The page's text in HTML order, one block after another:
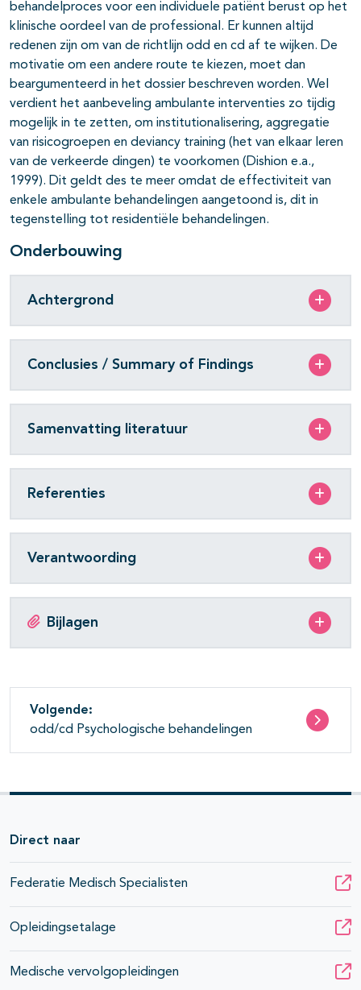
behandelproces voor een individuele patiënt berust op het
klinische oordeel van de professional. Er kunnen altijd
redenen zijn om van de richtlijn odd en cd af te wijken. De
motivatie om een andere route te kiezen, moet dan
beargumenteerd in het dossier beschreven worden. Wel
verdient het aanbeveling ambulante interventies zo tijdig
mogelijk in te zetten, om institutionalisering, aggre­gatie
van risicogroepen en deviancy training (het van elkaar leren
van de verkeerde dingen) te voorkomen (Dishion e.a.,
1999). Dit geldt des te meer omdat de effectiviteit van
enkele ambulante behandelingen aangetoond is, dit in
tegenstelling tot residentiële behandelingen.
Onderbouwing
Achtergrond
Conclusies / Summary of Findings
Samenvatting literatuur
Referenties
Verantwoording
Bijlagen
Volgende:
odd/cd Psychologische behandelingen
Direct naar
Federatie Medisch Specialisten
Opleidingsetalage
Medische vervolgopleidingen